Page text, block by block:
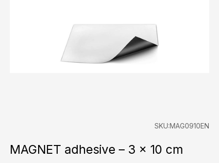
SKU:MAG0910EN
MAGNET adhesive – 3 x 10 cm